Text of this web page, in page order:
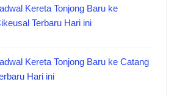
Kereta Tonjong Baru ke
Terbaru Hari ini
Kereta Tonjong Baru ke Catang
Hari ini